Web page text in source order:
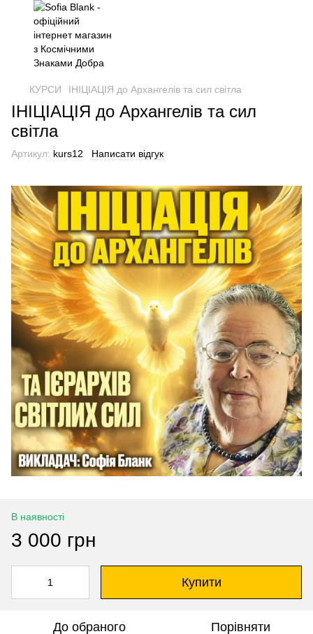
КУРСИ ІНІЦІАЦІЯ до Архангелів та сил світла
ІНІЦІАЦІЯ до Архангелів та сил
світла
Артикул: kurs12 Написати відгук
В наявності
3 000 грн
Купити
До обраного Порівняти